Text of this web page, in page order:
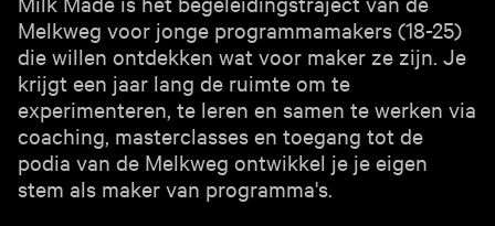
Melkweg voor jonge programmamakers (18-25)
die willen ontdekken wat voor maker ze zijn. Je
krijgt een jaar lang de ruimte om te
experimenteren, te leren en samen te werken via
coaching, masterclasses en toegang tot de
podia van de Melkweg ontwikkel je je eigen
stem als maker van programma's.